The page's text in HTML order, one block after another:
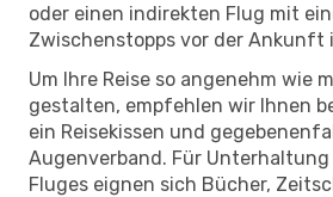
oder einen indirekten Flug mit
Zwischenstopps vor der Ankunft
Um Ihre Reise so angenehm wie
gestalten, empfehlen wir Ihnen
ein Reisekissen und
Augenverband. Für
Fluges eignen sich Bücher,